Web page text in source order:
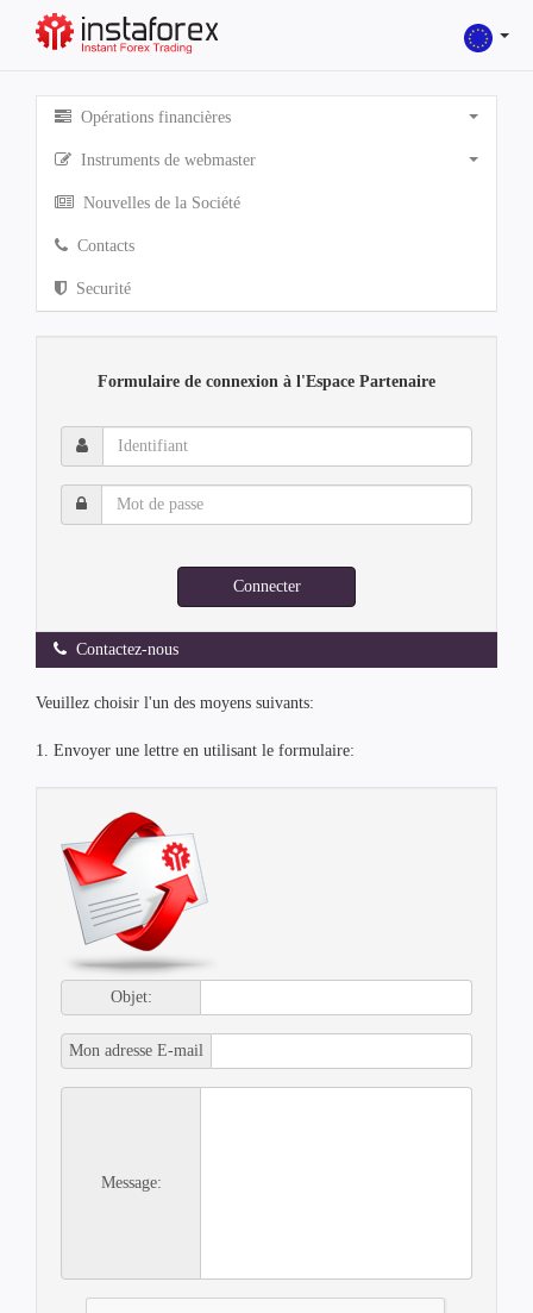
Opérations financières
Instruments de webmaster
Nouvelles de la Société
Contacts
Securité
Formulaire de connexion à l'Espace Partenaire
Identifiant
Mot
de
Connecter
Contactez-nous
Veuillez choisir l'un des moyens suivants:
1. Envoyer une lettre en utilisant le formulaire:
Objet:
Mon adresse E-mail
Message: